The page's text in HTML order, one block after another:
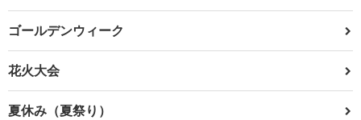
ゴールデンウィーク
花火大会
夏休み（夏祭り）